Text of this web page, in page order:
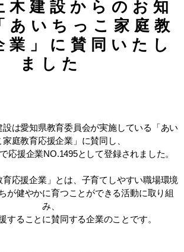
木建設からのお知
あいちっこ家庭教
業」に賛同いたし
ました
は愛知県教育委員会が実施している「あい
家庭教育応援企業」に賛同し、
応援企業NO.1495として登録されました。
育応援企業」とは、子育てしやすい職場環境
が健やかに育つことができる活動に取り組
み、
することに賛同する企業のことです。